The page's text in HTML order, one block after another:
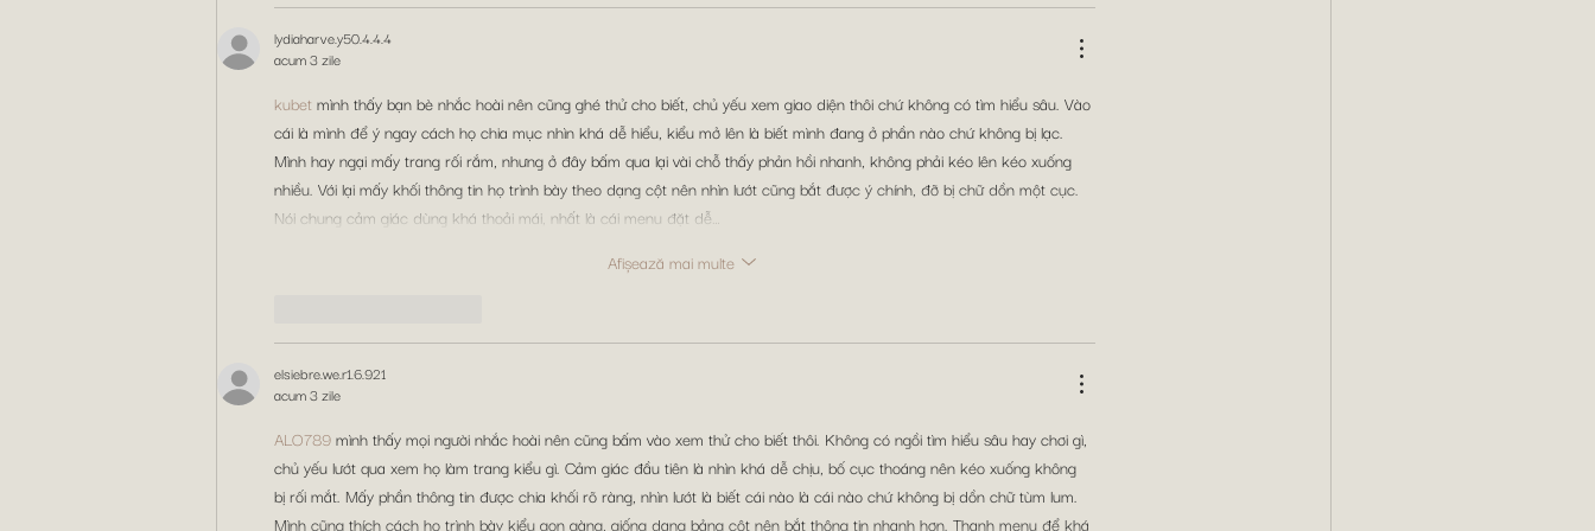
lydiaharve.y50.4.4.4
acum 3 zile
kubet mình thấy bạn bè nhắc hoài nên cũng ghé thử cho biết, chủ yếu xem giao diện thôi chứ không có tìm hiểu sâu. Vào
cái là mình để ý ngay cách họ chia mục nhìn khá dễ hiểu, kiểu mở lên là biết mình đang ở phần nào chứ không bị lạc.
Mình hay ngại mấy trang rối rắm, nhưng ở đây bấm qua lại vài chỗ thấy phản hồi nhanh, không phải kéo lên kéo xuống
nhiều. Với lại mấy khối thông tin họ trình bày theo dạng cột nên nhìn lướt cũng bắt được ý chính, đỡ bị chữ dồn một cục.
Nói chung cảm giác dùng khá thoải mái, nhất là cái menu đặt dễ…
Afișează mai multe
elsiebre.we.r1.6.921
acum 3 zile
ALO789 mình thấy mọi người nhắc hoài nên cũng bấm vào xem thử cho biết thôi. Không có ngồi tìm hiểu sâu hay chơi gì,
chủ yếu lướt qua xem họ làm trang kiểu gì. Cảm giác đầu tiên là nhìn khá dễ chịu, bố cục thoáng nên kéo xuống không
bị rối mắt. Mấy phần thông tin được chia khối rõ ràng, nhìn lướt là biết cái nào là cái nào chứ không bị dồn chữ tùm lum.
Mình cũng thích cách họ trình bày kiểu gọn gàng, giống dạng bảng cột nên bắt thông tin nhanh hơn. Thanh menu để khá